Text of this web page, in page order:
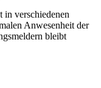
in verschiedenen
Anwesenheit der
bleibt